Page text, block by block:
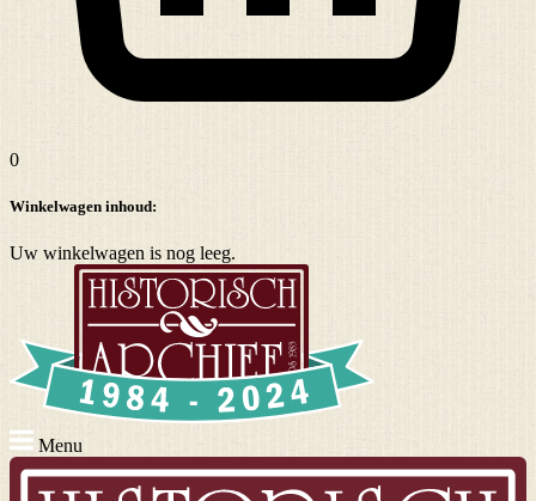
0
Winkelwagen inhoud:
Uw winkelwagen is nog leeg.
Menu